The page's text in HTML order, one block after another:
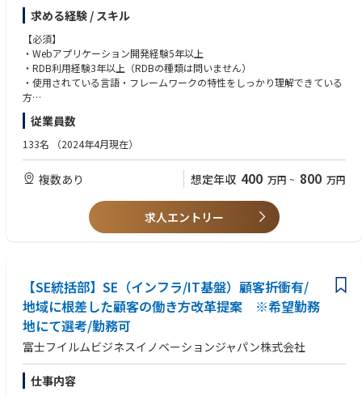
将来的には、要件定義から設計、運用まで全般を行い、早い段階で技術ス
ペシャリストとして、技術面からメンバーを引っ張っていただく役割を期
待しています。会社としてDX推進を進める中、AIを使って新たな価値を生
む仕事、顧客向けシステムサービスの充実を図りたいと考えています。
■業務例／基本的な技術仕様
ローコード開発プラットフォームを導入し、レガシー化した業務基幹シス
テムの改善などに取り組んでいます。
-Outsystems
大和ハウスグループ480社、グループ従業員数(正社員のみ)48,831名の全
てに関わるシステムを担っています。出資は大和ハウス本体になります
求める経験 / スキル
【必須】
・Webアプリケーション開発経験5年以上
・RDB利用経験3年以上（RDBの種類は問いません）
・使用されている言語・フレームワークの特性をしっかり理解できている
方
【歓迎】
・アジャイル（スクラム）開発経験
【求める人物像】
・技術を高める意欲のある方
・主体的に課題解決を行う意欲のある方
・業務改善が楽しいと感じる方
従業員数
133名 （2024年4月現在）
複数あり 想定年収 400 万円 ~ 800 万円
求人エントリー
【SE統括部】SE（インフラ/IT基盤）顧客折衝有/
地域に根差した顧客の働き方改革提案 ※希望勤務
地にて選考/勤務可
富士フイルムビジネスイノベーションジャパン株式会社
仕事内容